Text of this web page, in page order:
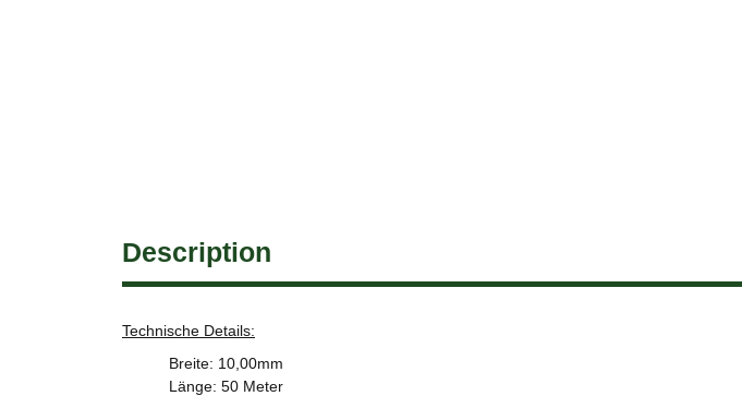
Description
Technische Details:
Breite: 10,00mm
Länge: 50 Meter